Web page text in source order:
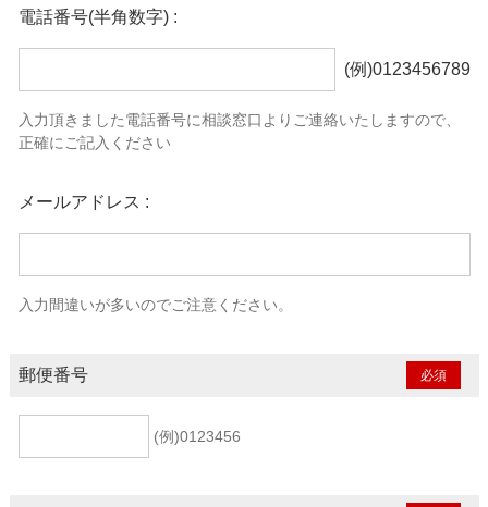
電話番号(半角数字) :
(例)0123456789
入力頂きました電話番号に相談窓口よりご連絡いたしますので、
正確にご記入ください
メールアドレス :
入力間違いが多いのでご注意ください。
郵便番号
(例)0123456